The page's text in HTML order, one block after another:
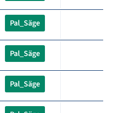
Pal_Säge
Pal_Säge
Pal_Säge